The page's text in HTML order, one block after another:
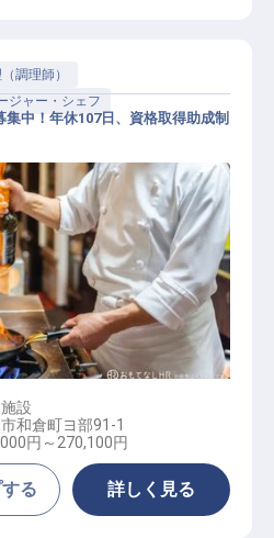
調理師）
ジャー・シェフ
ージャー・シェフ / 正
集中！年休107日、資格取得助成制
設
和倉町ヨ部91-1
円～ 270,100円
る 詳しく見る